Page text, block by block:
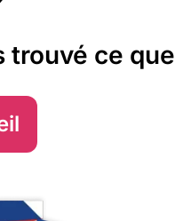
trouvé ce